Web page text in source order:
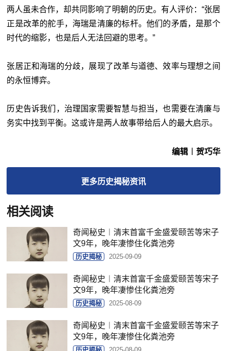
两人虽未合作，却共同影响了明朝的历史。有人评价：“张居
正是改革的舵手，海瑞是清廉的标杆。他们的矛盾，是那个
时代的缩影，也是后人无法回避的思考。”
张居正和海瑞的分歧，展现了改革与道德、效率与理想之间
的永恒博弈。
历史告诉我们，治理国家需要智慧与担当，也需要在清廉与
务实中找到平衡。这或许是两人故事带给后人的最大启示。
编辑︱贺巧华
更多历史揭秘资讯
相关阅读
奇闻秘史︱清末首富千金盛爱颐苦等宋子
文9年，晚年凄惨住化粪池旁
历史揭秘 2025-09-09
奇闻秘史︱清末首富千金盛爱颐苦等宋子
文9年，晚年凄惨住化粪池旁
历史揭秘 2025-08-09
奇闻秘史︱清末首富千金盛爱颐苦等宋子
文9年，晚年凄惨住化粪池旁